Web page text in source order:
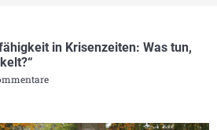
in Krisenzeiten: Was tun,